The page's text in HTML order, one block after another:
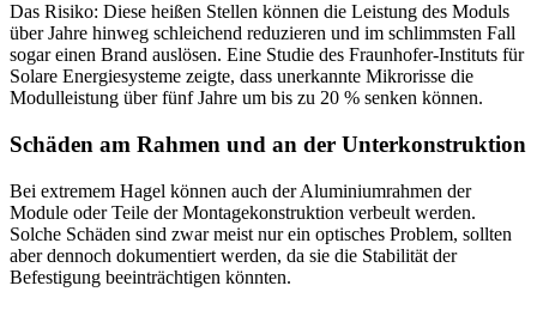
Das Risiko: Diese heißen Stellen können die Leistung des Moduls
über Jahre hinweg schleichend reduzieren und im schlimmsten Fall
sogar einen Brand auslösen. Eine Studie des Fraunhofer-Instituts für
Solare Energiesysteme zeigte, dass unerkannte Mikrorisse die
Modulleistung über fünf Jahre um bis zu 20 % senken können.
Schäden am Rahmen und an der Unterkonstruktion
Bei extremem Hagel können auch der Aluminiumrahmen der
Module oder Teile der Montagekonstruktion verbeult werden.
Solche Schäden sind zwar meist nur ein optisches Problem, sollten
aber dennoch dokumentiert werden, da sie die Stabilität der
Befestigung beeinträchtigen könnten.